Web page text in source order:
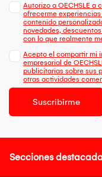
Autorizo a OECHSLE a
ofrecerme
contenido
novedades,
con lo que realmente
Acepto el compartir mi
empresarial de
publicitarias sobre sus
otras actividades
Suscribirme
Secciones